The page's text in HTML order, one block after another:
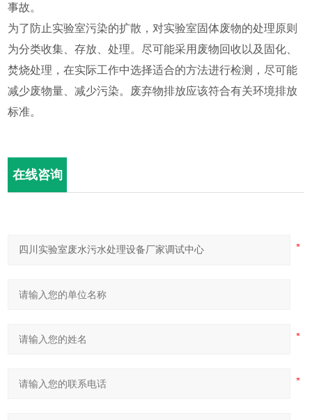
事故。
为了防止实验室污染的扩散，对实验室固体废物的处理原则
为分类收集、存放、处理。尽可能采用废物回收以及固化、
焚烧处理，在实际工作中选择适合的方法进行检测，尽可能
减少废物量、减少污染。废弃物排放应该符合有关环境排放
标准。
在线咨询